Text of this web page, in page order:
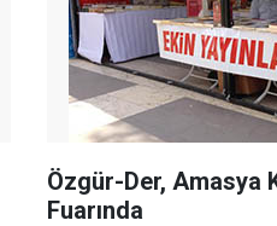
Özgür-Der, Amasya
Fuarında